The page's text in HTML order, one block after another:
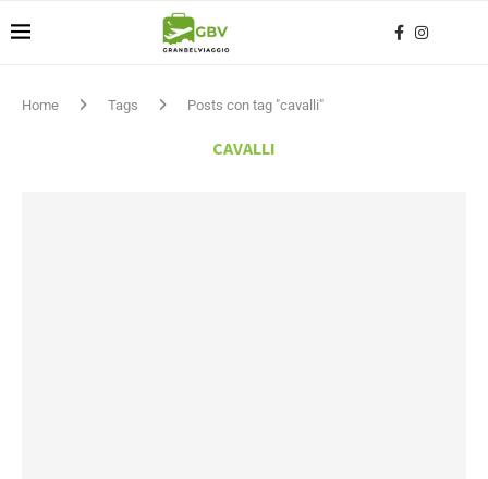
Home Tags Posts con tag "cavalli"
CAVALLI